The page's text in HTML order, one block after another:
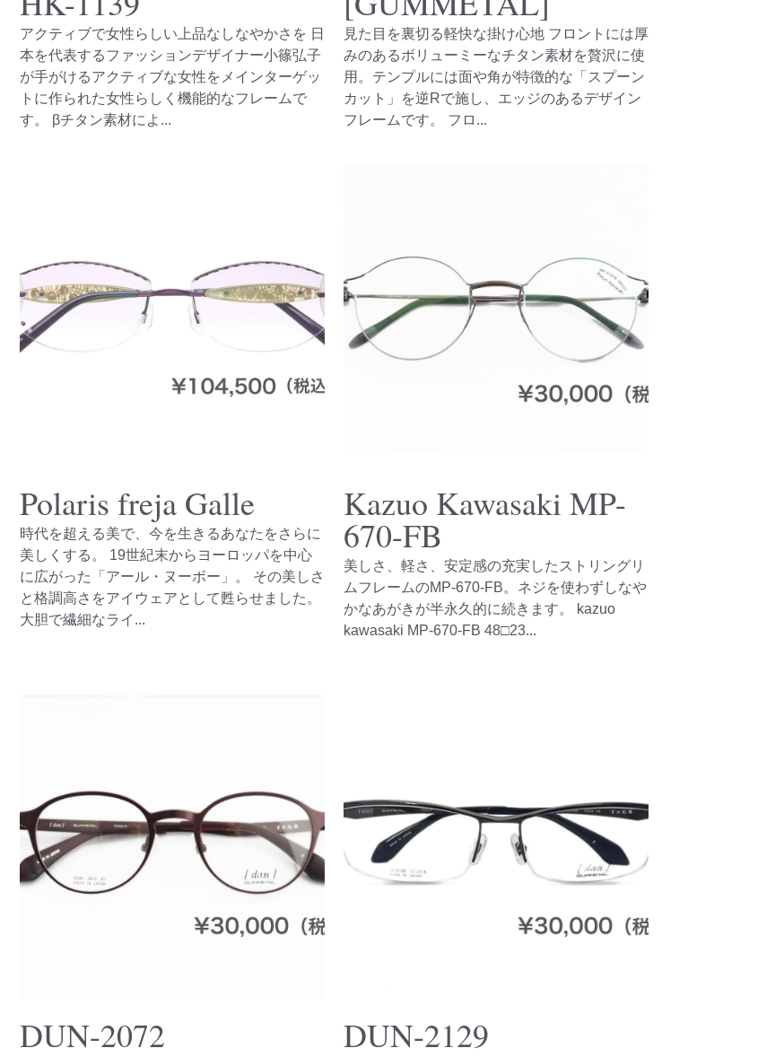
アクティブで女性らしい上品なしなやかさを 日
本を代表するファッションデザイナー小篠弘子
が手がけるアクティブな女性をメインターゲッ
トに作られた女性らしく機能的なフレームで
す。 βチタン素材によ...
見た目を裏切る軽快な掛け心地 フロントには厚
みのあるボリューミーなチタン素材を贅沢に使
用。テンプルには面や角が特徴的な「スプーン
カット」を逆Rで施し、エッジのあるデザイン
フレームです。 フロ...
Polaris freja Galle
時代を超える美で、今を生きるあなたをさらに
美しくする。 19世紀末からヨーロッパを中心
に広がった「アール・ヌーボー」。 その美しさ
と格調高さをアイウェアとして甦らせました。
大胆で繊細なライ...
Kazuo Kawasaki MP-
670-FB
美しさ、軽さ、安定感の充実したストリングリ
ムフレームのMP-670-FB。ネジを使わずしなや
かなあがきが半永久的に続きます。 kazuo
kawasaki MP-670-FB 48□23...
DUN-2072 DUN-2129